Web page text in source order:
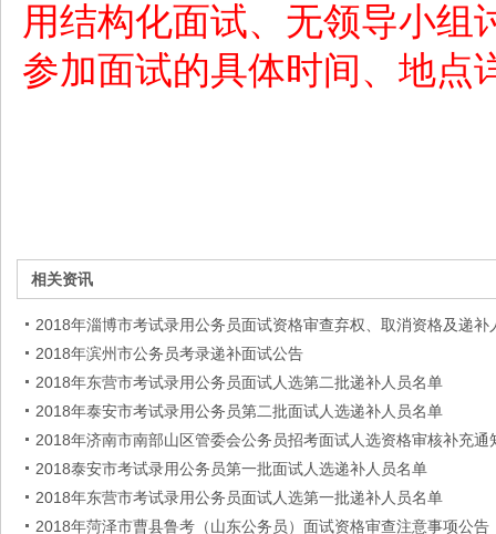
用结构化面试、无领导小组
参加面试的具体时间、地点
相关资讯
2018年淄博市考试录用公务员面试资格审查弃权、取消资格及递补
2018年滨州市公务员考录递补面试公告
2018年东营市考试录用公务员面试人选第二批递补人员名单
2018年泰安市考试录用公务员第二批面试人选递补人员名单
2018年济南市南部山区管委会公务员招考面试人选资格审核补充通
2018泰安市考试录用公务员第一批面试人选递补人员名单
2018年东营市考试录用公务员面试人选第一批递补人员名单
2018年菏泽市曹县鲁考（山东公务员）面试资格审查注意事项公告